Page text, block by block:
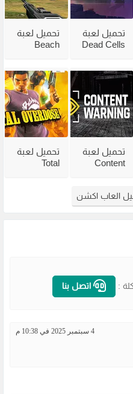
تحميل لعبة
Dead Cells
الاضافات
تحميل لعبة
Beach
من ميديا
فاير
تحميل لعبة
Content
من ميديا
فاير
تحميل لعبة
Total
مضغوطة
العاب اكشن
: اتصل بنا
4 سبتمبر 2025 في 10:38 م